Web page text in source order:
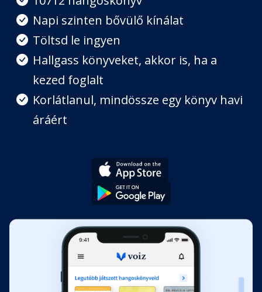
Napi szinten bővülő kínálat
Töltsd le ingyen
Hallgass könyveket, akkor is, ha a
kezed foglalt
Korlátlanul, mindössze egy könyv havi
áráért